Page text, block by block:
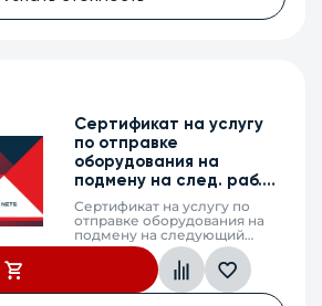
Сертификат на услугу
по отправке
оборудования на
подмену на след. раб.
день, MES2424B, 2г.
Сертификат на услугу по
отправке оборудования на
подмену на следующий
рабочий день (next business
day shipping) в случае выхода
из строя оборудования,
MES2424B, 2 календарных